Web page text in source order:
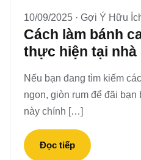
10/09/2025 · Gợi Ý Hữu
Cách làm bánh
thực hiện tại nhà
Nếu bạn đang tìm kiếm
ngon, giòn rụm để đãi
này chính […]
Đọc tiếp